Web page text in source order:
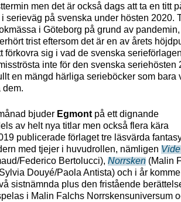
men det är också dags att ta en titt
serieväg på svenska under hösten 2020.
i Göteborg på grund av
trist eftersom det är en av årets
förkovra sig i vad de svenska
inte för den svenska seriehösten
en mängd härliga serieböcker som bara
dem.
bjuder Egmont på ett dignande
av helt nya titlar men också flera kära
publicerade förlaget tre läsvärda
med tjejer i huvudrollen, nämligen
Federico Bertolucci), Norrsken (Malin
Douyé/Paola Antista) och i år
sistnämnda plus den fristående
i Malin Falchs Norrskensuniversum